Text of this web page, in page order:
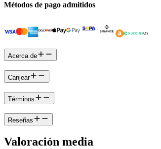
Métodos de pago admitidos
Acerca de
Canjear
Términos
Reseñas
Valoración media